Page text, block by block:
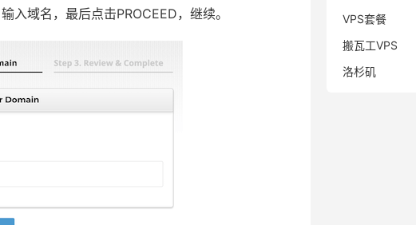
域名，最后点击PROCEED，继续。
VPS套餐
搬瓦工VPS
洛杉矶